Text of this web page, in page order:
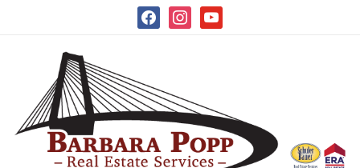
facebookinstagram
youtube